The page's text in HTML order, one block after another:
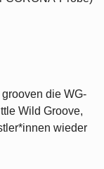
die WG-
Wild Groove,
wieder